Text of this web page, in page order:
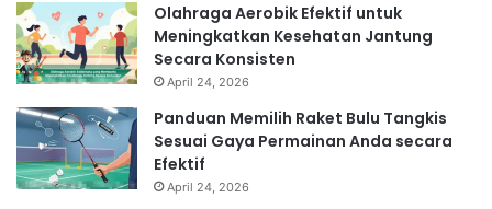
Olahraga Aerobik Efektif untuk
Meningkatkan Kesehatan Jantung
Secara Konsisten
April 24, 2026
Panduan Memilih Raket Bulu Tangkis
Sesuai Gaya Permainan Anda secara
Efektif
April 24, 2026